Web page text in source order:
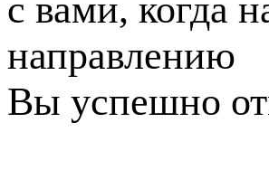
с вами, когда
направлению
Вы успешно